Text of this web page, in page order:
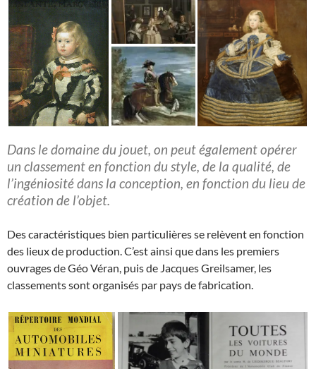
Dans le domaine du jouet, on peut également opérer
un classement en fonction du style, de la qualité, de
l’ingéniosité dans la conception, en fonction du lieu de
création de l’objet.
Des caractéristiques bien particulières se relèvent en fonction
des lieux de production. C’est ainsi que dans les premiers
ouvrages de Géo Véran, puis de Jacques Greilsamer, les
classements sont organisés par pays de fabrication.